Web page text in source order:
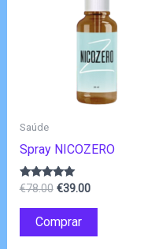
Saúde
Spray NICOZERO
Avaliação
de 5
€78.00 O
original
era:
€39.00O
Comprar